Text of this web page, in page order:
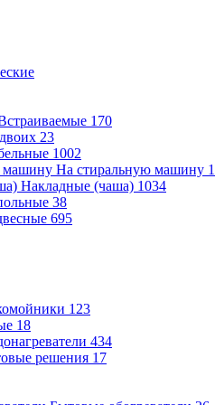
170
23
1002
На стиральную машину
Накладные (чаша) 1034
38
695
123
18
434
решения 17